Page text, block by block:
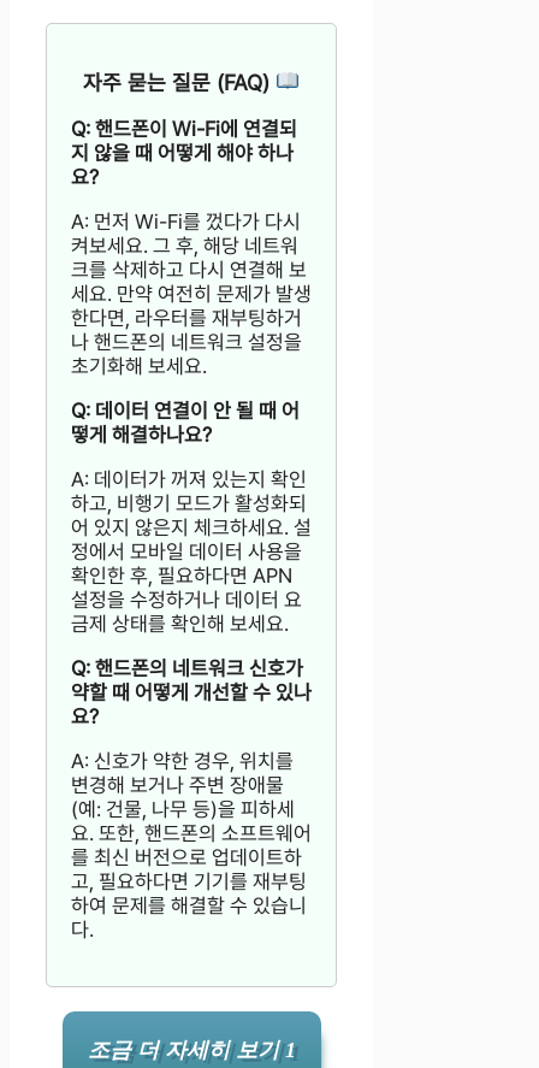
자주 묻는 질문 (FAQ)
Q: 핸드폰이 Wi-Fi에 연결되
지 않을 때 어떻게 해야 하나
요?
A: 먼저 Wi-Fi를 껐다가 다시
켜보세요. 그 후, 해당 네트워
크를 삭제하고 다시 연결해 보
세요. 만약 여전히 문제가 발생
한다면, 라우터를 재부팅하거
나 핸드폰의 네트워크 설정을
초기화해 보세요.
Q: 데이터 연결이 안 될 때 어
떻게 해결하나요?
A: 데이터가 꺼져 있는지 확인
하고, 비행기 모드가 활성화되
어 있지 않은지 체크하세요. 설
정에서 모바일 데이터 사용을
확인한 후, 필요하다면 APN
설정을 수정하거나 데이터 요
금제 상태를 확인해 보세요.
Q: 핸드폰의 네트워크 신호가
약할 때 어떻게 개선할 수 있나
요?
A: 신호가 약한 경우, 위치를
변경해 보거나 주변 장애물
(예: 건물, 나무 등)을 피하세
요. 또한, 핸드폰의 소프트웨어
를 최신 버전으로 업데이트하
고, 필요하다면 기기를 재부팅
하여 문제를 해결할 수 있습니
다.
조금 더 자세히 보기 1